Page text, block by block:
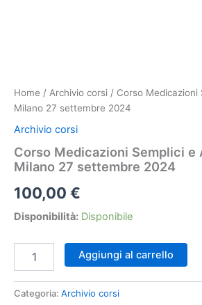
Home / Archivio corsi / Corso Medicazioni
Milano 27 settembre 2024
Archivio corsi
Corso Medicazioni Semplici e
Milano 27 settembre 2024
100,00 €
Disponibilità: Disponibile
Medicazioni
e
Aggiungi al carrello
Categoria: Archivio corsi